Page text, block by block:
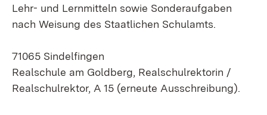
Lehr- und Lernmitteln sowie Sonderaufgaben
nach Weisung des Staatlichen Schulamts.
71065 Sindelfingen
Realschule am Goldberg, Realschulrektorin /
Realschulrektor, A 15 (erneute Ausschreibung).